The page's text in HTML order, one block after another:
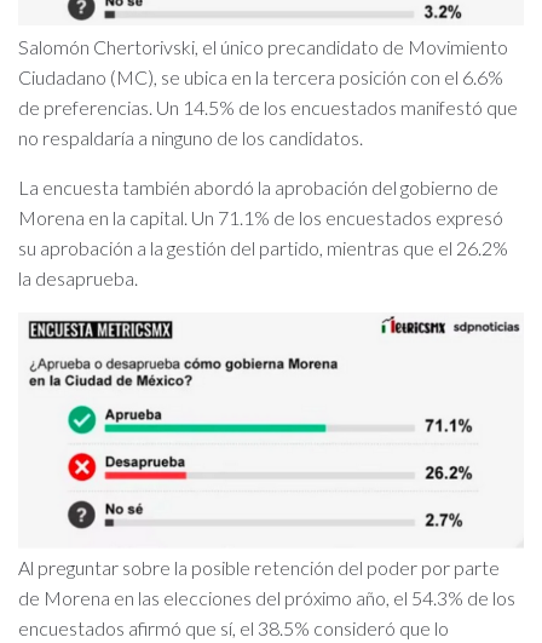
Salomón Chertorivski, el único precandidato de Movimiento
Ciudadano (MC), se ubica en la tercera posición con el 6.6%
de preferencias. Un 14.5% de los encuestados manifestó que
no respaldaría a ninguno de los candidatos.
La encuesta también abordó la aprobación del gobierno de
Morena en la capital. Un 71.1% de los encuestados expresó
su aprobación a la gestión del partido, mientras que el 26.2%
la desaprueba.
Al preguntar sobre la posible retención del poder por parte
de Morena en las elecciones del próximo año, el 54.3% de los
encuestados afirmó que sí, el 38.5% consideró que lo